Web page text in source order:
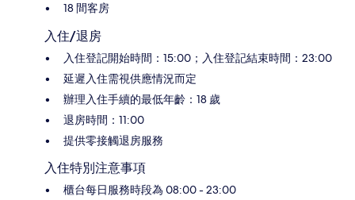
18 間客房
入住/退房
入住登記開始時間：15:00；入住登記結束時間：23:00
延遲入住需視供應情況而定
辦理入住手續的最低年齡：18 歲
退房時間：11:00
提供零接觸退房服務
入住特別注意事項
櫃台每日服務時段為 08:00 - 23:00